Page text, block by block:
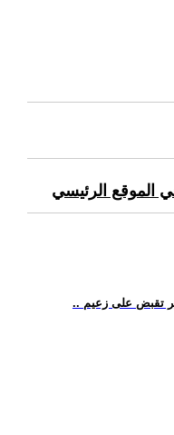
الموقع الرئيسي
تقبض على زعيم